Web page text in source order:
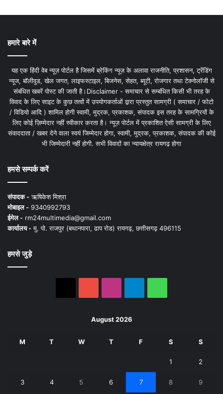
हमारे बारे में
यह एक हिंदी वेब न्यूज़ पोर्टल है जिसमें ब्रेकिंग न्यूज़ के अलावा राजनीति, प्रशासन, ट्रेंडिंग
न्यूज, बॉलीवुड, खेल जगत, लाइफस्टाइल, बिजनेस, सेहत, ब्यूटी, रोजगार तथा टेक्नोलॉजी से
संबंधित खबरें पोस्ट की जाती है।Disclaimer - समाचार से सम्बंधित किसी भी तरह के
विवाद के लिए साइट के कुछ तत्वों में उपयोगकर्ताओं द्वारा प्रस्तुत सामग्री ( समाचार / फोटो
/ विडियो आदि ) शामिल होगी स्वामी, मुद्रक, प्रकाशक, संपादक इस तरह के सामग्रियों के
लिए कोई ज़िम्मेदार नहीं स्वीकार करता है। न्यूज़ पोर्टल में प्रकाशित ऐसी सामग्री के लिए
संवाददाता / खबर देने वाला स्वयं जिम्मेदार होगा, स्वामी, मुद्रक, प्रकाशक, संपादक की कोई
भी जिम्मेदारी नहीं होगी. सभी विवादों का न्यायक्षेत्र रायगढ़ होगा
हमसे सम्पर्क करें
संपादक -ऋषिकेश मिश्रा
मोबाइल - 9340992793
ईमेल - rm24multimedia@gmail.com
कार्यालय -मु. पो. राजपुर (बथानपारा, ढाप रोड) रायगढ़, छत्तीसगढ़ 496115
हमसे जुड़े
August 2026
M T W T F S S
1 2
3 4 5 6 7 8 9